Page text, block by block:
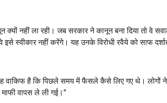
नहीं ला रही। जब सरकार ने कानून बना दिया तो वे
स्वीकार नहीं करेंगे। यह उनके विरोधी रवैये को साफ
वाकिफ है कि पिछले समय में फैसले कैसे लिए गए थे। लोगों
माफी वापस ले ली गई।”